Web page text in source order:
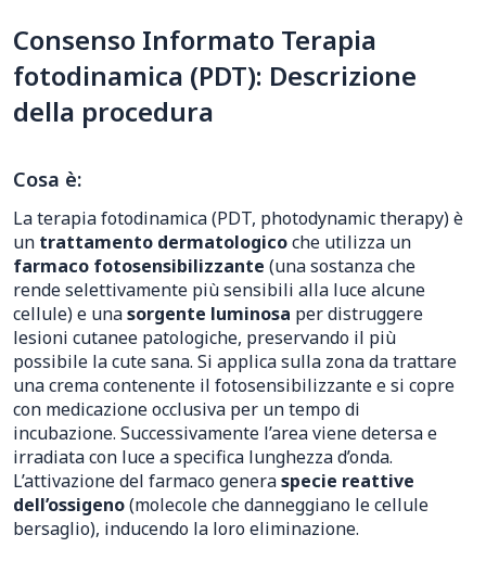
Consenso Informato Terapia
fotodinamica (PDT): Descrizione
della procedura
Cosa è:
La terapia fotodinamica (PDT, photodynamic therapy) è
un trattamento dermatologicoche utilizza un
farmaco fotosensibilizzante (una sostanza che
rende selettivamente più sensibili alla luce alcune
cellule) e unasorgente luminosa per distruggere
lesioni cutanee patologiche, preservando il più
possibile la cute sana. Si applica sulla zona da trattare
una crema contenente il fotosensibilizzante e si copre
con medicazione occlusiva per un tempo di
incubazione. Successivamente l’area viene detersa e
irradiata con luce a specifica lunghezza d’onda.
L’attivazione del farmaco generaspecie reattive
dell’ossigeno(molecole che danneggiano le cellule
bersaglio), inducendo la loro eliminazione.